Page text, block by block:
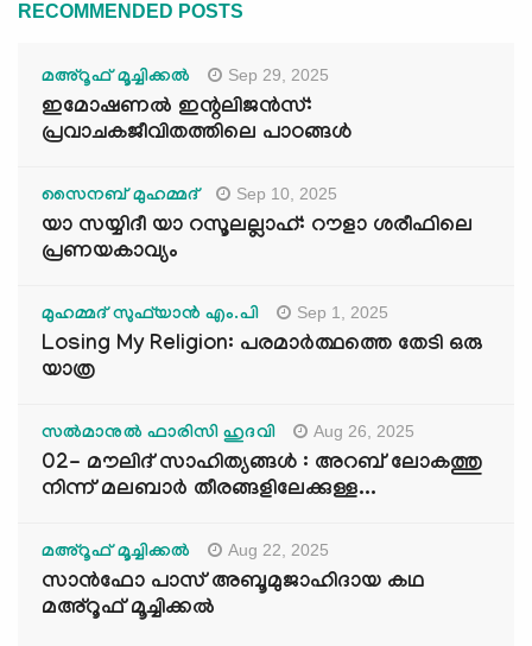
RECOMMENDED POSTS
മഅ്റൂഫ് മൂച്ചിക്കല്‍ Sep 29, 2025
ഇമോഷണൽ ഇന്റലിജൻസ്:
പ്രവാചകജീവിതത്തിലെ പാഠങ്ങൾ
സൈനബ് മുഹമ്മദ് Sep 10, 2025
യാ സയ്യിദീ യാ റസൂലല്ലാഹ്: റൗളാ ശരീഫിലെ
പ്രണയകാവ്യം
മുഹമ്മദ് സുഫ്‌യാൻ എം.പി Sep 1, 2025
Losing My Religion: പരമാർത്ഥത്തെ തേടി ഒരു
യാത്ര
സൽമാനുൽ ഫാരിസി ഹുദവി Aug 26, 2025
02- മൗലിദ് സാഹിത്യങ്ങൾ : അറബ് ലോകത്തു
നിന്ന് മലബാർ തീരങ്ങളിലേക്കുള്ള...
മഅ്റൂഫ് മൂച്ചിക്കല്‍ Aug 22, 2025
സാൻഫോ പാസ് അബൂമുജാഹിദായ കഥ
മഅ്റൂഫ് മൂച്ചിക്കല്‍